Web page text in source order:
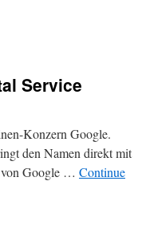
Service
Konzern Google.
den Namen direkt mit
von Google … Continue